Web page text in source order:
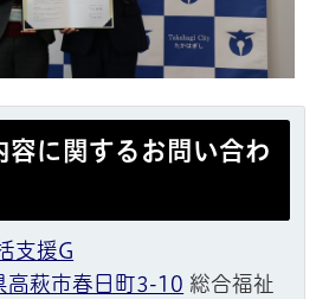
容に関するお問い合わ
支援G
高萩市春日町3-10 総合福祉